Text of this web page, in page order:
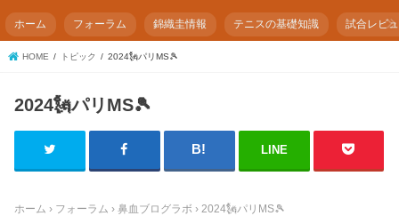
ホーム フォーラム 錦織圭情報 テニスの基礎知識 試合レビ
HOME トピック 2024🗽パリMS🎾
2024🗽パリMS🎾
LINE
ホーム › フォーラム › 鼻血ブログラボ › 2024🗽パリMS🎾